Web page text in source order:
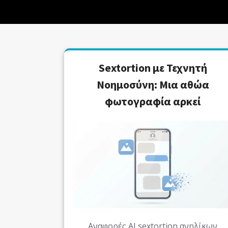
Sextortion με Τεχνητή
Νοημοσύνη: Μια αθώα
φωτογραφία αρκεί